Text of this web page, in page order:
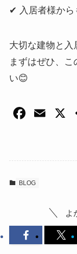
✔ 入居者様から
大切な建物と入
まずはぜひ、
い😊
F
e
b
k
E
BLOG
よ